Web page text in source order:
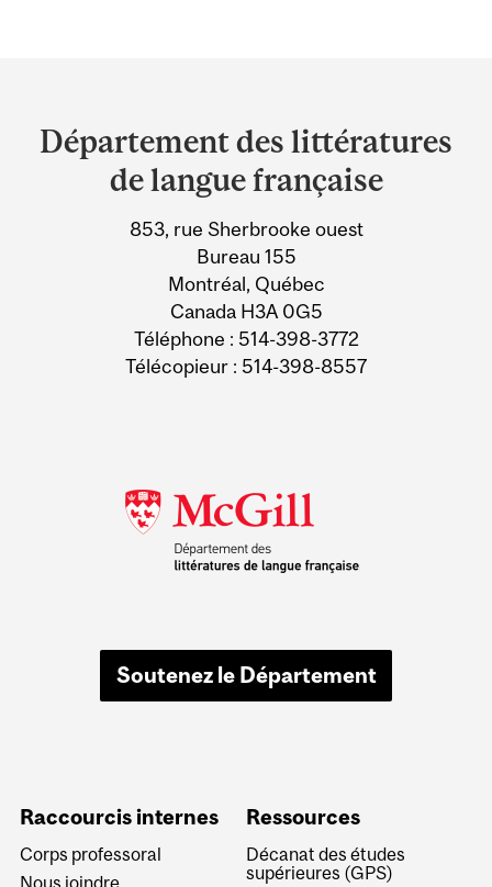
and
University
Information
Département des littératures
de langue française
853, rue Sherbrooke ouest
Bureau 155
Montréal, Québec
Canada H3A 0G5
Téléphone : 514-398-3772
Télécopieur : 514-398-8557
Soutenez le Département
Raccourcis internes
Corps professoral
Nous joindre
Ressources
Décanat des études
supérieures (GPS)